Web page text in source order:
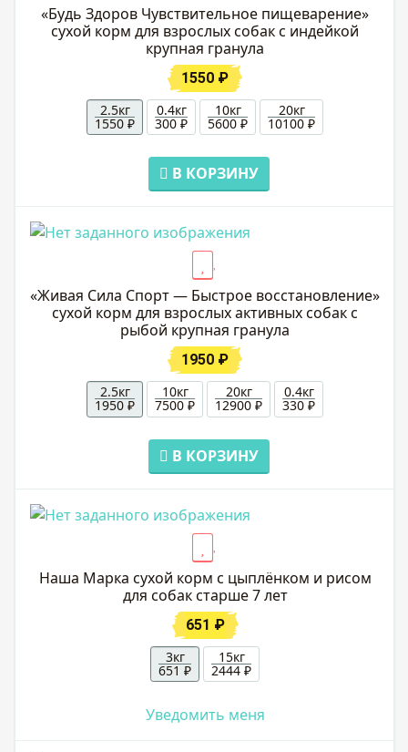
«Будь Здоров Чувствительное пищеварение»
сухой корм для взрослых собак с индейкой
крупная гранула
1550 ₽
2.5кг
1550 ₽
0.4кг
300 ₽
10кг
5600 ₽
20кг
10100 ₽
В КОРЗИНУ
«Живая Сила Спорт — Быстрое восстановление»
сухой корм для взрослых активных собак с
рыбой крупная гранула
1950 ₽
2.5кг
1950 ₽
10кг
7500 ₽
20кг
12900 ₽
0.4кг
330 ₽
В КОРЗИНУ
Наша Марка сухой корм с цыплёнком и рисом
для собак старше 7 лет
651 ₽
3кг
651 ₽
15кг
2444 ₽
Уведомить меня